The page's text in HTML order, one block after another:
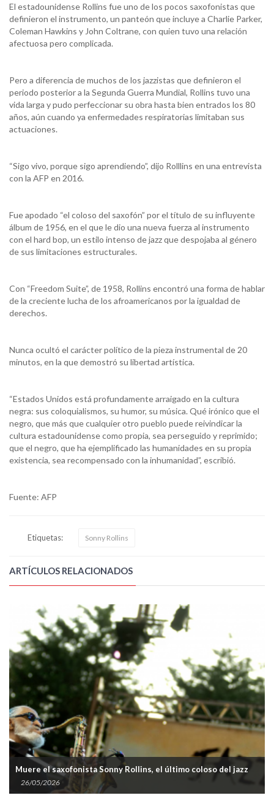
El estadounidense Rollins fue uno de los pocos saxofonistas que
definieron el instrumento, un panteón que incluye a Charlie Parker,
Coleman Hawkins y John Coltrane, con quien tuvo una relación
afectuosa pero complicada.
Pero a diferencia de muchos de los jazzistas que definieron el
periodo posterior a la Segunda Guerra Mundial, Rollins tuvo una
vida larga y pudo perfeccionar su obra hasta bien entrados los 80
años, aún cuando ya enfermedades respiratorias limitaban sus
actuaciones.
“Sigo vivo, porque sigo aprendiendo”, dijo Rolllins en una entrevista
con la AFP en 2016.
Fue apodado “el coloso del saxofón” por el título de su influyente
álbum de 1956, en el que le dio una nueva fuerza al instrumento
con el hard bop, un estilo intenso de jazz que despojaba al género
de sus limitaciones estructurales.
Con “Freedom Suite”, de 1958, Rollins encontró una forma de hablar
de la creciente lucha de los afroamericanos por la igualdad de
derechos.
Nunca ocultó el carácter político de la pieza instrumental de 20
minutos, en la que demostró su libertad artística.
“Estados Unidos está profundamente arraigado en la cultura
negra: sus coloquialismos, su humor, su música. Qué irónico que el
negro, que más que cualquier otro pueblo puede reivindicar la
cultura estadounidense como propia, sea perseguido y reprimido;
que el negro, que ha ejemplificado las humanidades en su propia
existencia, sea recompensado con la inhumanidad”, escribió.
Fuente: AFP
Etiquetas: Sonny Rollins
ARTÍCULOS RELACIONADOS
Muere el saxofonista Sonny Rollins, el último coloso del jazz
26/05/2026